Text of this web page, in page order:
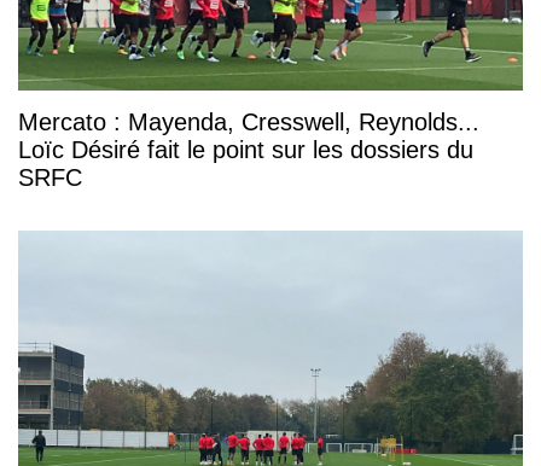
Mercato : Mayenda, Cresswell, Reynolds...
Loïc Désiré fait le point sur les dossiers du
SRFC